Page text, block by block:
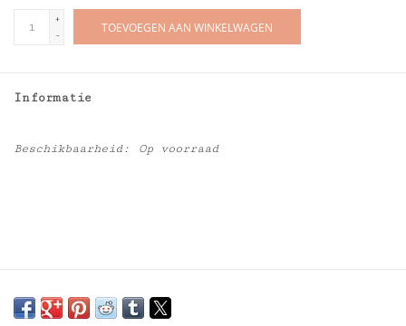
+
-
TOEVOEGEN AAN WINKELWAGEN
Informatie
Beschikbaarheid: Op voorraad